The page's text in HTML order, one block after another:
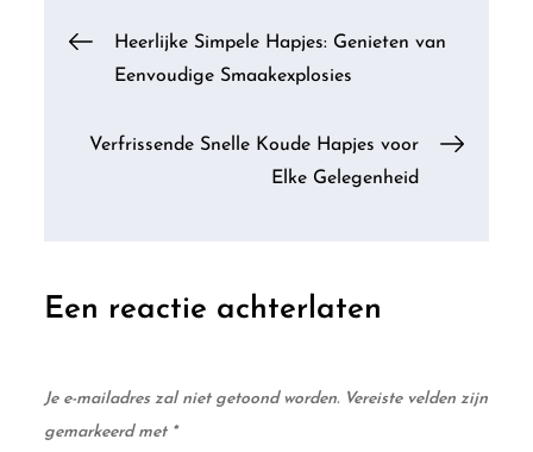
Berichtnavigatie
Heerlijke Simpele Hapjes: Genieten van
Eenvoudige Smaakexplosies
Verfrissende Snelle Koude Hapjes voor
Elke Gelegenheid
Een reactie achterlaten
Je e-mailadres zal niet getoond worden. Vereiste velden zijn
gemarkeerd met *